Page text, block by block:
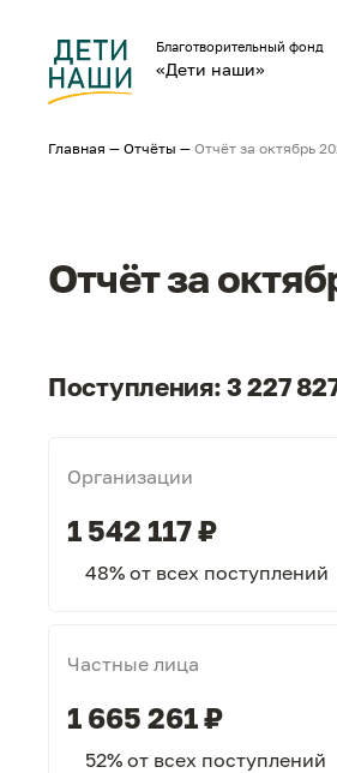
Благотворительный фонд
«Дети наши»
Главная — Отчёты — Отчёт за октябрь
Отчёт за
Поступления: 3 227
Организации
1 542 117 ₽
48% от всех поступлений
Частные лица
1 665 261 ₽
52% от всех поступлений